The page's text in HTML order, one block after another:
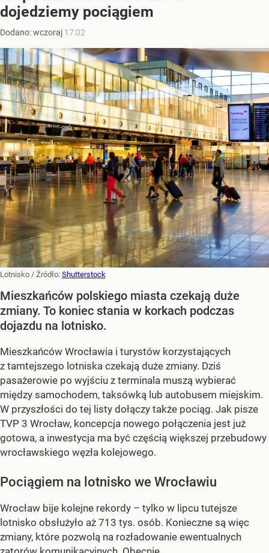
dojedziemy pociągiem
Dodano:wczoraj 17:02
Lotnisko / Źródło: Shutterstock
Mieszkańców polskiego miasta czekają duże
zmiany. To koniec stania w korkach podczas
dojazdu na lotnisko.
Mieszkańców Wrocławia i turystów korzystających
z tamtejszego lotniska czekają duże zmiany. Dziś
pasażerowie po wyjściu z terminala muszą wybierać
między samochodem, taksówką lub autobusem miejskim.
W przyszłości do tej listy dołączy także pociąg. Jak pisze
TVP 3 Wrocław, koncepcja nowego połączenia jest już
gotowa, a inwestycja ma być częścią większej przebudowy
wrocławskiego węzła kolejowego.
Pociągiem na lotnisko we Wrocławiu
Wrocław bije kolejne rekordy – tylko w lipcu tutejsze
lotnisko obsłużyło aż 713 tys. osób. Konieczne są więc
zmiany, które pozwolą na rozładowanie ewentualnych